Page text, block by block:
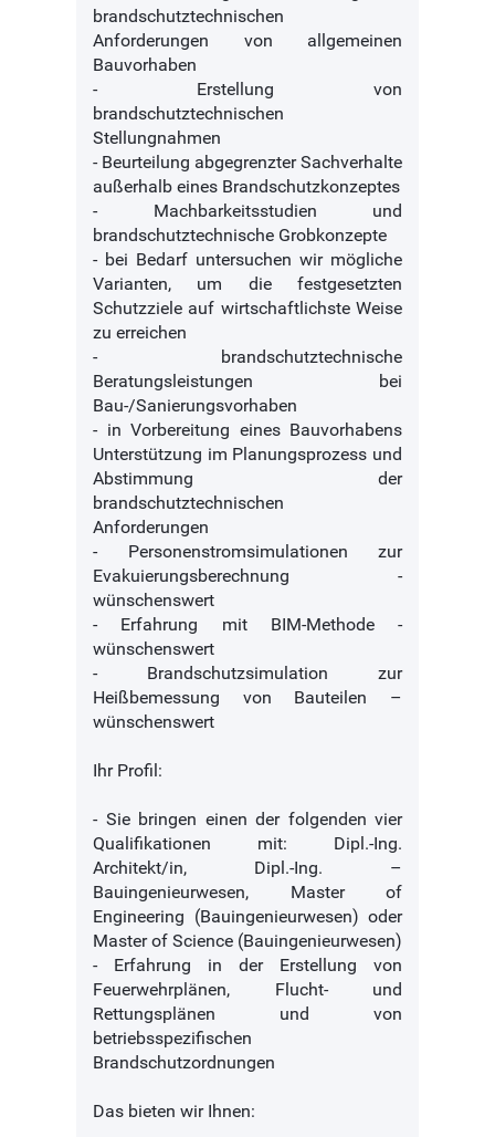
brandschutztechnischen
Anforderungen von allgemeinen
Bauvorhaben
- Erstellung von
brandschutztechnischen
Stellungnahmen
- Beurteilung abgegrenzter Sachverhalte
außerhalb eines Brandschutzkonzeptes
- Machbarkeitsstudien und
brandschutztechnische Grobkonzepte
- bei Bedarf untersuchen wir mögliche
Varianten, um die festgesetzten
Schutzziele auf wirtschaftlichste Weise
zu erreichen
- brandschutztechnische
Beratungsleistungen bei
Bau-/Sanierungsvorhaben
- in Vorbereitung eines Bauvorhabens
Unterstützung im Planungsprozess und
Abstimmung der
brandschutztechnischen
Anforderungen
- Personenstromsimulationen zur
Evakuierungsberechnung -
wünschenswert
- Erfahrung mit BIM-Methode -
wünschenswert
- Brandschutzsimulation zur
Heißbemessung von Bauteilen –
wünschenswert
Ihr Profil:
- Sie bringen einen der folgenden vier
Qualifikationen mit: Dipl.-Ing.
Architekt/in, Dipl.-Ing. –
Bauingenieurwesen, Master of
Engineering (Bauingenieurwesen) oder
Master of Science (Bauingenieurwesen)
- Erfahrung in der Erstellung von
Feuerwehrplänen, Flucht- und
Rettungsplänen und von
betriebsspezifischen
Brandschutzordnungen
Das bieten wir Ihnen: